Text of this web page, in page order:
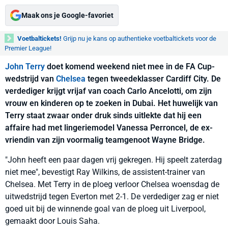
Maak ons je Google-favoriet
Voetbaltickets! Grijp nu je kans op authentieke voetbaltickets voor de
Premier League!
John Terry doet komend weekend niet mee in de FA Cup-
wedstrijd van Chelsea tegen tweedeklasser Cardiff City. De
verdediger krijgt vrijaf van coach Carlo Ancelotti, om zijn
vrouw en kinderen op te zoeken in Dubai. Het huwelijk van
Terry staat zwaar onder druk sinds uitlekte dat hij een
affaire had met lingeriemodel Vanessa Perroncel, de ex-
vriendin van zijn voormalig teamgenoot Wayne Bridge.
"John heeft een paar dagen vrij gekregen. Hij speelt zaterdag
niet mee", bevestigt Ray Wilkins, de assistent-trainer van
Chelsea. Met Terry in de ploeg verloor Chelsea woensdag de
uitwedstrijd tegen Everton met 2-1. De verdediger zag er niet
goed uit bij de winnende goal van de ploeg uit Liverpool,
gemaakt door Louis Saha.